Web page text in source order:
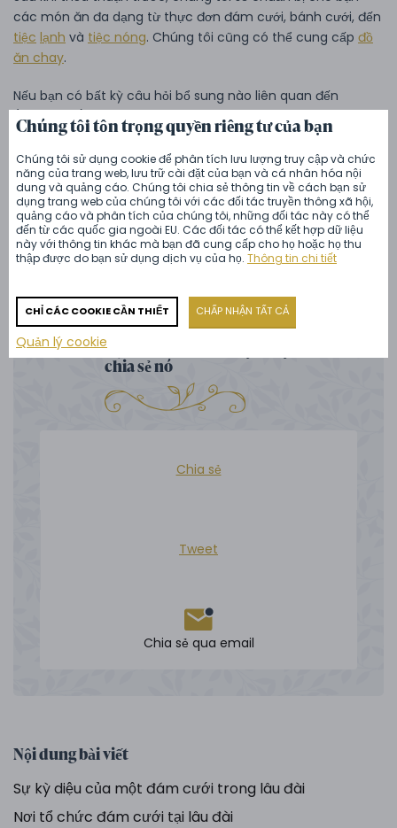
các món ăn đa dạng từ thực đơn đám cưới, bánh cưới, đến
tiệc lạnh và tiệc nóng. Chúng tôi cũng có thể cung cấp đồ
ăn chay.
Nếu bạn có bất kỳ câu hỏi bổ sung nào liên quan đến
(không chỉ) đám cưới tại lâu đài, vui lòng liên hệ với chúng
tôi qua địa chỉ emailinfo@zamecky-catering.czhoặc số
điện thoại+420 601 301 601. Để có thêm cảm hứng, đừng
quên theo dõi các bài viết khác trên blog của chúng tôi,
trong đó chúng tôi sẽ tư vấn cho bạncách tổ chức tiệc
cướihoặccách lập thực đơn đám cưới. Bạn cũng có thể
theo dõi chúng tôi trênFacebook,Instagramhoặc
Youtube.
Bạn thích bài viết này? Hãy
chia sẻ nó
Chia sẻ
Tweet
Chia sẻ qua email
Nội dung bài viết
Sự kỳ diệu của một đám cưới trong lâu đài
Nơi tổ chức đám cưới tại lâu đài
Chúng tôi tôn trọng quyền riêng tư của bạn
Chúng tôi sử dụng cookie để phân tích lưu lượng truy cập và chức
năng của trang web, lưu trữ cài đặt của bạn và cá nhân hóa nội
dung và quảng cáo. Chúng tôi chia sẻ thông tin về cách bạn sử
dụng trang web của chúng tôi với các đối tác truyền thông xã hội,
quảng cáo và phân tích của chúng tôi, những đối tác này có thể
đến từ các quốc gia ngoài EU. Các đối tác có thể kết hợp dữ liệu
này với thông tin khác mà bạn đã cung cấp cho họ hoặc họ thu
thập được do bạn sử dụng dịch vụ của họ.Thông tin chi tiết
CHỈ CÁC COOKIE CẦN THIẾT CHẤP NHẬN TẤT CẢ
Quản lý cookie